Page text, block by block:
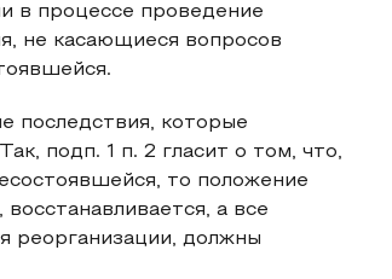
в процессе проведение
не касающиеся вопросов
последствия, которые
подп. 1 п. 2 гласит о том, что,
то положение
а все
реорганизации, должны